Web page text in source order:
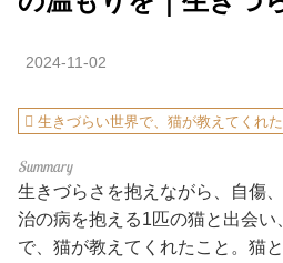
2024-11-02
生きづらい世界で、猫が教えてくれた
生きづらさを抱えながら、自傷
治の病を抱える1匹の猫と出会
で、猫が教えてくれたこと。猫